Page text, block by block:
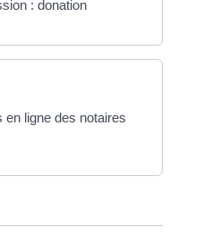
: donation
ligne des notaires